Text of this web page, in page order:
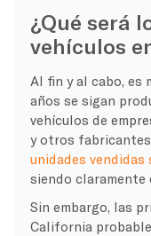
¿Qué será
vehículos
Al fin y al cabo, es
años se sigan
vehículos de
y otros fabricantes
unidades vendidas
siendo claramente
Sin embargo, las
California